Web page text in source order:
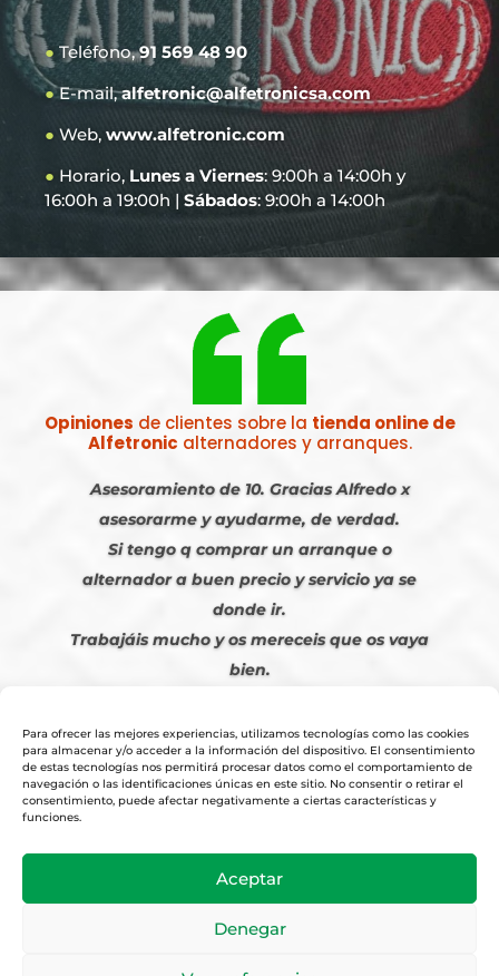
Para ofrecer las mejores experiencias, utilizamos tecnologías como las cookies
para almacenar y/o acceder a la información del dispositivo. El consentimiento
de estas tecnologías nos permitirá procesar datos como el comportamiento de
navegación o las identificaciones únicas en este sitio. No consentir o retirar el
consentimiento, puede afectar negativamente a ciertas características y
funciones.
Aceptar
Denegar
●Teléfono,91 569 48 90
●E-mail,alfetronic@alfetronicsa.com
● Web, www.alfetronic.com
● Horario, Lunes a Viernes: 9:00h a 14:00h y
16:00h a 19:00h | Sábados: 9:00h a 14:00h
Opiniones de clientes sobre la tienda online de
Alfetronic alternadores y arranques.
Asesoramiento de 10. Gracias Alfredo x
asesorarme y ayudarme, de verdad.
Si tengo q comprar un arranque o
alternador a buen precio y servicio ya se
donde ir.
Trabajáis mucho y os mereceis que os vaya
bien.
Condiciones Venta Online
Diseño y Posicionamiento Web,Agencia web-espana.es